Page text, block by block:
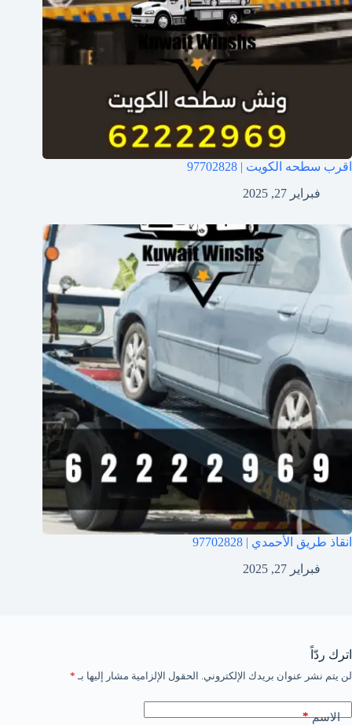
اقرب سطحه الكويت | 97702828
فبراير 27, 2025
انقاذ طريق الأحمدي | 97702828
فبراير 27, 2025
اترك ردّاً
لن يتم نشر عنوان بريدك الإلكتروني. الحقول الإلزامية مشار إليها بـ *
الاسم*